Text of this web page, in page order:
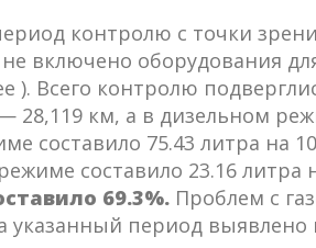
контролю с точки
включено оборудования
). Всего контролю
28,119 км, а в дизельном
составило 75.43 литра на
составило 23.16 литра
69.3%. Проблем с
указанный период выявлено